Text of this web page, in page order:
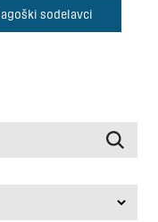
sodelavci